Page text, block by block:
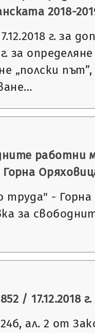
2018-
г. за
за
„полски
работни
труда" -
за
/ 17.12.2018 г.
ал. 2 от